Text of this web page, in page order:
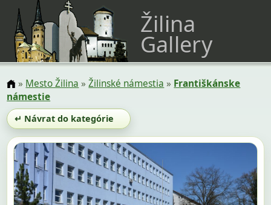
Žilina
Gallery
» Mesto Žilina »Žilinské námestia » Františkánske
námestie
↵ Návrat do kategórie